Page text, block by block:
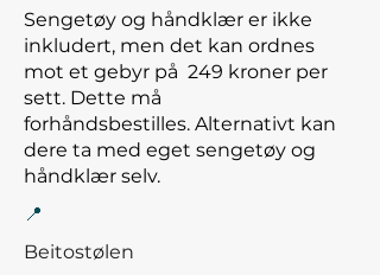
Sengetøy og håndklær er ikke
inkludert, men det kan ordnes
mot et gebyr på 249 kroner per
sett. Dette må
forhåndsbestilles. Alternativt kan
dere ta med eget sengetøy og
håndklær selv.
📍
Beitostølen